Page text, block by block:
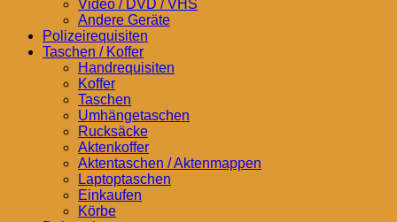
Video / DVD / VHS
Andere Geräte
Polizeirequisiten
Taschen / Koffer
Handrequisiten
Koffer
Taschen
Umhängetaschen
Rucksäcke
Aktenkoffer
Aktentaschen / Aktenmappen
Laptoptaschen
Einkaufen
Körbe